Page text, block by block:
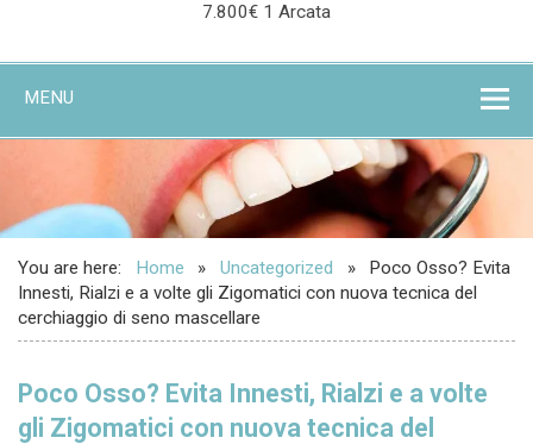
7.800€ 1 Arcata
MENU
You are here: Home Uncategorized
Poco Osso? Evita
Innesti, Rialzi e a volte gli Zigomatici con nuova tecnica del
cerchiaggio di seno mascellare
Poco Osso? Evita Innesti, Rialzi e a volte
gli Zigomatici con nuova tecnica del